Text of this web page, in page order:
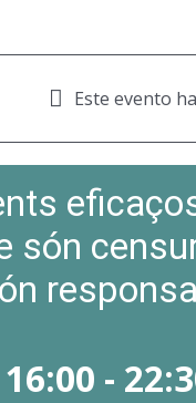
Este evento
són
-